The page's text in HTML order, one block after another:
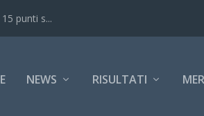
punti s...
NEWS RISULTATI